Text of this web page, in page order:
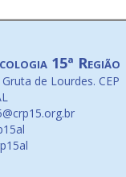
15ª Região
de Lourdes. CEP